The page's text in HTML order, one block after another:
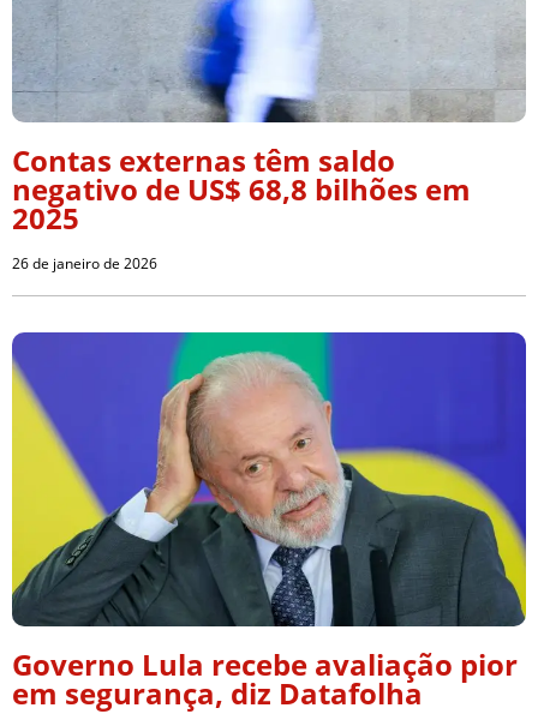
Contas externas têm saldo
negativo de US$ 68,8 bilhões em
2025
26 de janeiro de 2026
Governo Lula recebe avaliação pior
em segurança, diz Datafolha